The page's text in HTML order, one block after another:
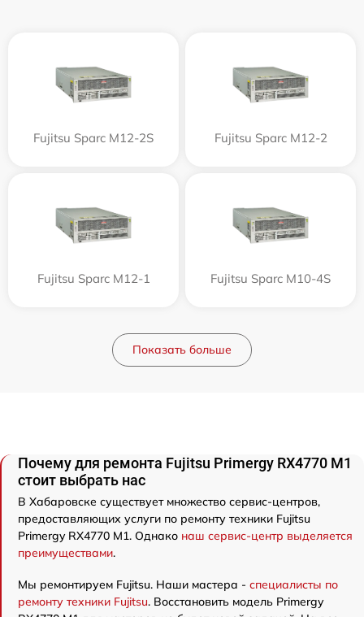
Fujitsu Sparc M12-2S Fujitsu Sparc M12-2
Fujitsu Sparc M12-1 Fujitsu Sparc M10-4S
Показать больше
Почему для ремонта Fujitsu Primergy RX4770 M1
стоит выбрать нас
В Хабаровске существует множество сервис-центров,
предоставляющих услуги по ремонту техники Fujitsu
Primergy RX4770 M1. Однако наш сервис-центр выделяется
преимуществами.
Мы ремонтируем Fujitsu. Наши мастера - специалисты по
ремонту техники Fujitsu. Восстановить модель Primergy